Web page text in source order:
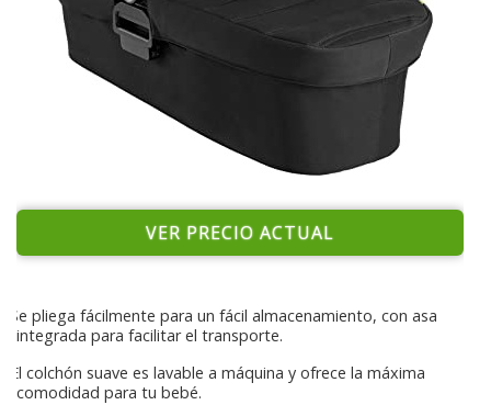
VER PRECIO ACTUAL
Se pliega fácilmente para un fácil almacenamiento, con asa
integrada para facilitar el transporte.
El colchón suave es lavable a máquina y ofrece la máxima
comodidad para tu bebé.